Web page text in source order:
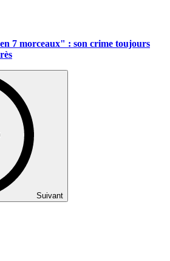
7 morceaux" : son crime toujours
Suivant